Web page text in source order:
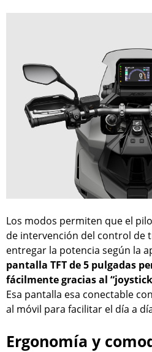
Los modos permiten que el
de intervención del control de
entregar la potencia según la
pantalla TFT de 5 pulgadas
fácilmente gracias al
Esa pantalla esa conectable
al móvil para facilitar el día a
Ergonomía y